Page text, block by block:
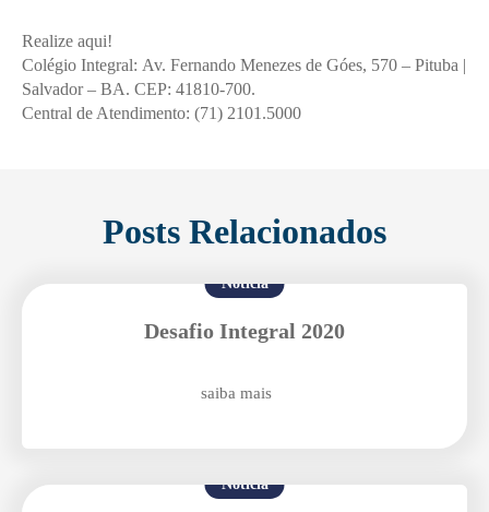
Realize aqui!
Colégio Integral: Av. Fernando Menezes de Góes, 570 – Pituba |
Salvador – BA. CEP: 41810-700.
Central de Atendimento: (71) 2101.5000
Posts Relacionados
Notícia
Desafio Integral 2020
saiba mais
Notícia